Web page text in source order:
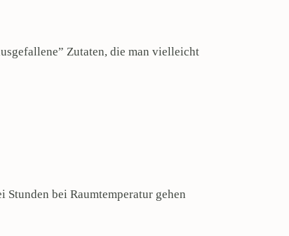
Zutaten, die man vielleicht
bei Raumtemperatur gehen